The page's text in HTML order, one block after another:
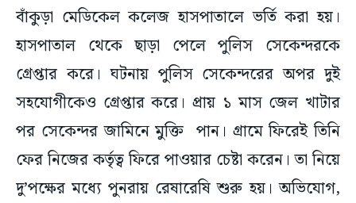
বাঁকুড়া মেডিকেল কলেজ হাসপাতালে ভর্তি করা হয়।
হাসপাতাল থেকে ছাড়া পেলে পুলিস সেকেন্দরকে
গ্রেপ্তার করে। ঘটনায় পুলিস সেকেন্দরের অপর দুই
সহযোগীকেও গ্রেপ্তার করে। প্রায় ১ মাস জেল খাটার
পর সেকেন্দর জামিনে মুক্তি পান। গ্রামে ফিরেই তিনি
ফের নিজের কর্তৃত্ব ফিরে পাওয়ার চেষ্টা করেন। তা নিয়ে
দু’পক্ষের মধ্যে পুনরায় রেষারেষি শুরু হয়। অভিযোগ,